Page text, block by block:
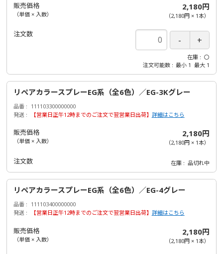
販売価格
（単価 × 入数）
2,180円
（2,180円× 1本）
注文数
在庫
〇
注文可能数
最小 1 最大 1
リペアカラースプレーEG系（全6色）／EG-3Kグレー
品番
111103300000000
発送
【営業日正午12時までのご注文で翌営業日出荷】 詳細はこちら
販売価格
（単価 × 入数）
2,180円
（2,180円× 1本）
注文数 在庫 品切れ中
リペアカラースプレーEG系（全6色）／EG-4グレー
品番
111103400000000
発送
【営業日正午12時までのご注文で翌営業日出荷】 詳細はこちら
販売価格
（単価 × 入数）
2,180円
（2,180円× 1本）